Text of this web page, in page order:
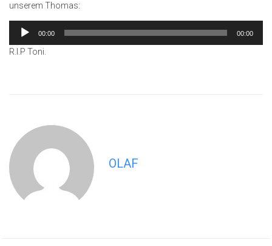
unserem Thomas:
Audio-
Player
00:00 00:00
R.I.P Toni.
OLAF